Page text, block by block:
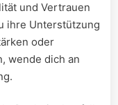
und Vertrauen
ihre Unterstützung
oder
wende dich an